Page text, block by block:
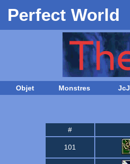
Perfect World
Objet Monstres JcJ
#
101